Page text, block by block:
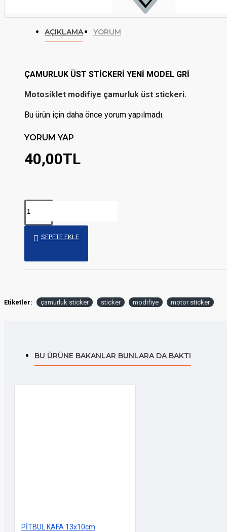
AÇIKLAMA YORUM
ÇAMURLUK ÜST STİCKERİ YENİ MODEL GRİ
Motosiklet modifiye çamurluk üst stickeri.
Bu ürün için daha önce yorum yapılmadı.
YORUM YAP
40,00TL
SEPETE EKLE
Etiketler: çamurluk sticker sticker modifiye motor sticker
BU ÜRÜNE BAKANLAR BUNLARA DA BAKTI
PİTBUL KAFA 13x10cm